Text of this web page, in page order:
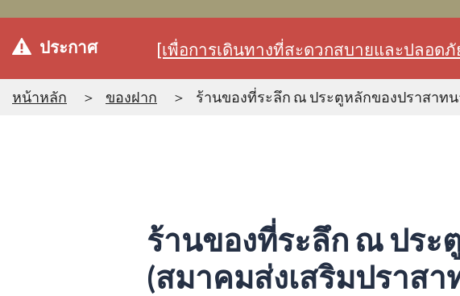
ประกาศ [เพื่อการเดินทางที่สะดวกสบายและปลอด
หน้าหลัก ของฝาก ร้านของที่ระลึก ณ ประตูหลักของปราสาท
ร้านของที่ระลึก ณ ประ
(สมาคมส่งเสริมปราสา